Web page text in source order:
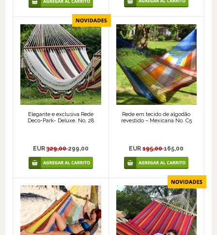
Elegante e exclusiva Rede
Deco-Park- Deluxe. No. 28
EUR329,00299,00
Rede em tecido de algodão
revestido – Mexicana No. C5
EUR195,00165,00